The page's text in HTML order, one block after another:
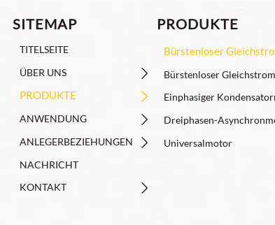
SITEMAP
TITELSEITE
ÜBER UNS

PRODUKTE 
ANWENDUNG 
ANLEGERBEZIEHUNGEN 
NACHRICHT
KONTAKT

PRODUKTE
Bürstenloser
Bürstenloser
Einphasiger
Dreiphasen-
Universalmotor